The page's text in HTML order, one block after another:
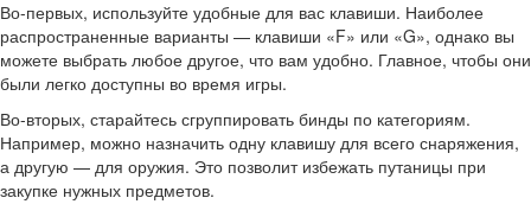
Во-первых, используйте удобные для вас клавиши. Наиболее
распространенные варианты — клавиши «F» или «G», однако вы
можете выбрать любое другое, что вам удобно. Главное, чтобы они
были легко доступны во время игры.
Во-вторых, старайтесь сгруппировать бинды по категориям.
Например, можно назначить одну клавишу для всего снаряжения,
а другую — для оружия. Это позволит избежать путаницы при
закупке нужных предметов.